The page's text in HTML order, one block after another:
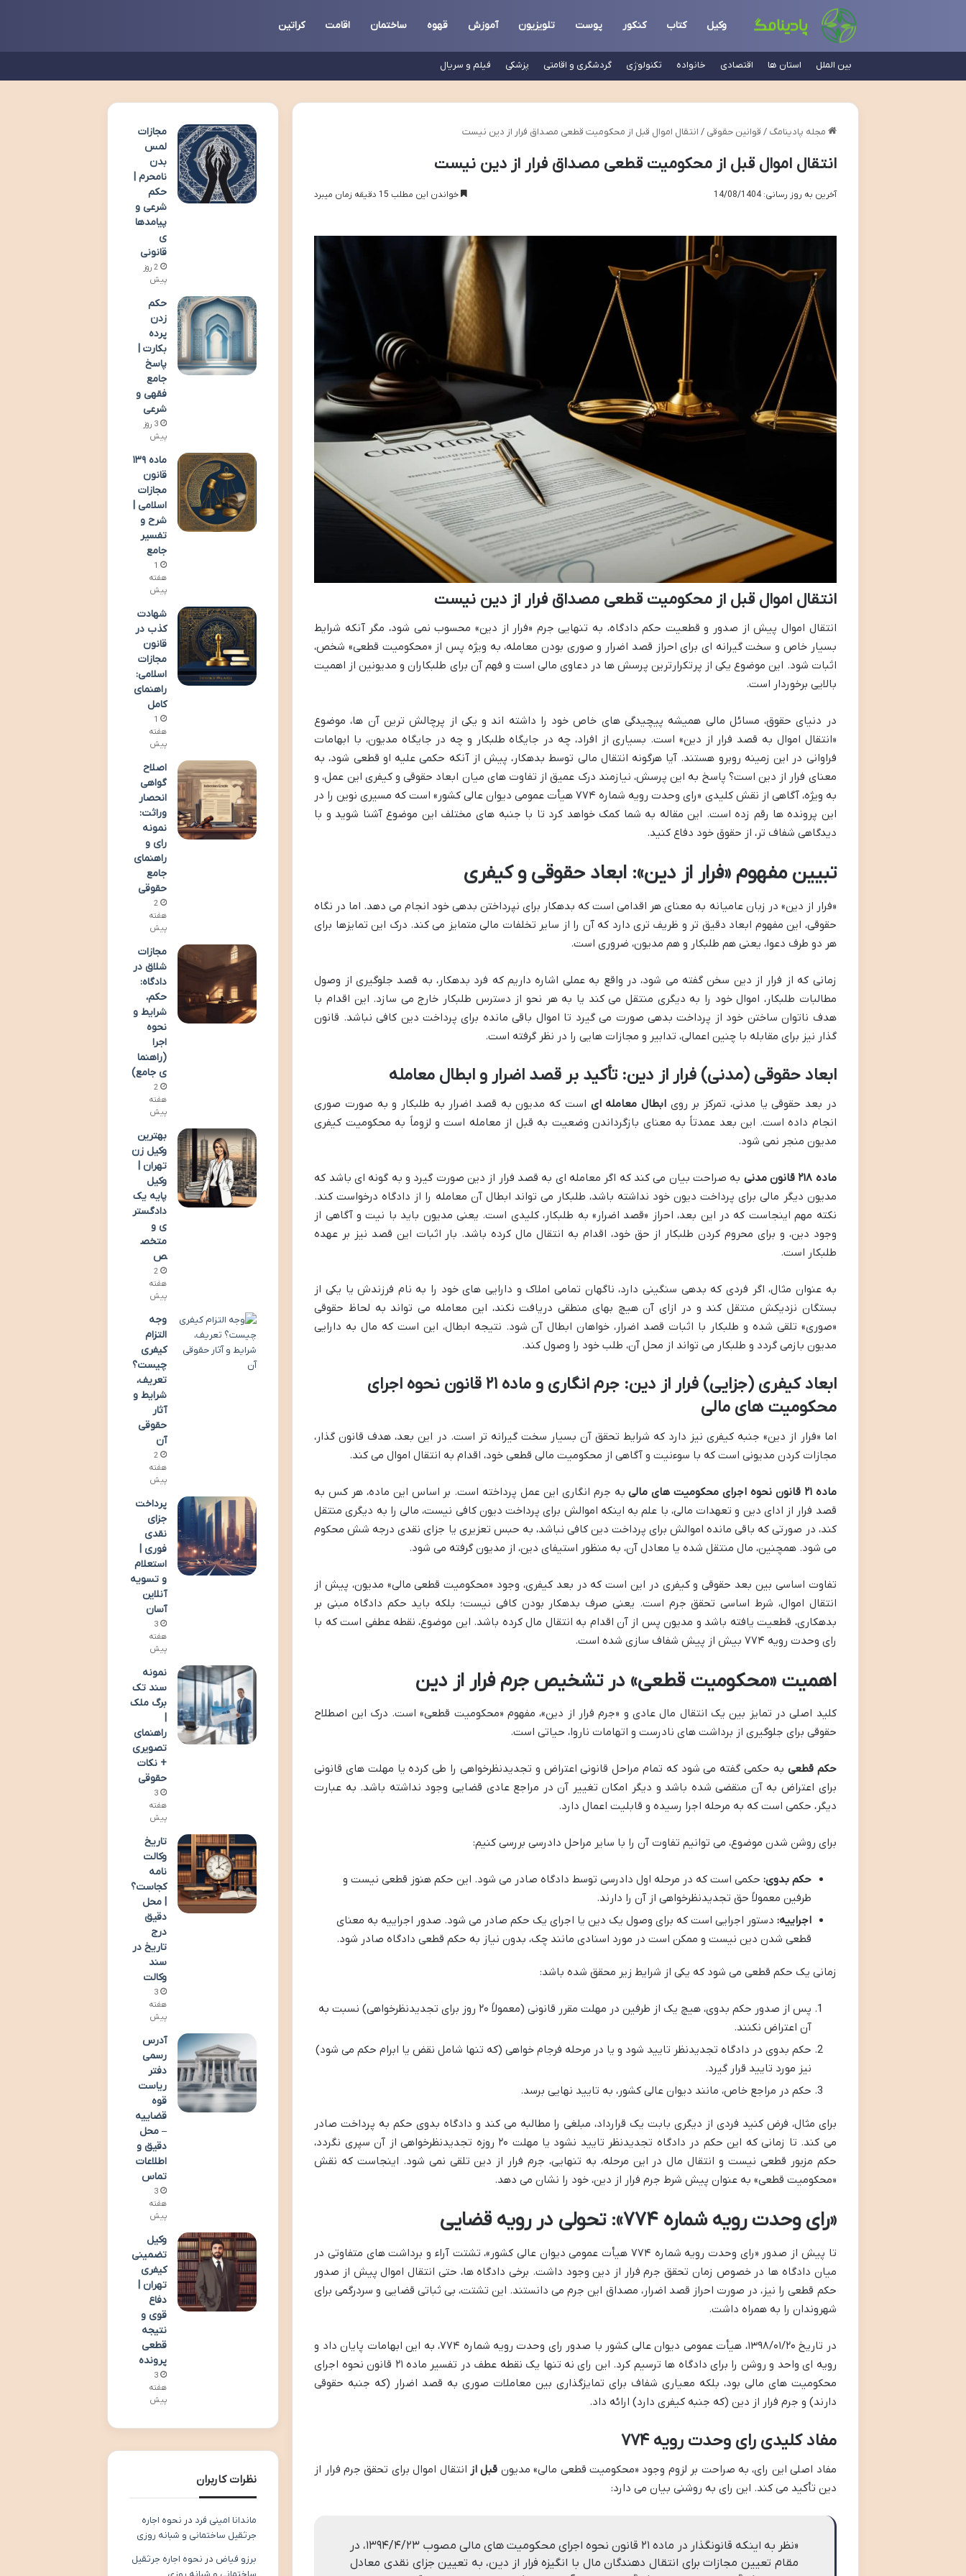
وکیل کتاب کنکور پوست تلویزیون آموزش قهوه ساختمان اقامت کراتین
بین الملل استان ها اقتصادی خانواده تکنولوژی گردشگری و اقامتی پزشکی فیلم و سریال
مجله پادینامگ / قوانین حقوقی / انتقال اموال قبل از محکومیت قطعی مصداق فرار از دین نیست
انتقال اموال قبل از محکومیت قطعی مصداق فرار از دین نیست
آخرین به روز رسانی: 14/08/1404 خواندن این مطلب 15 دقیقه زمان میبرد
انتقال اموال قبل از محکومیت قطعی مصداق فرار از دین نیست
انتقال اموال پیش از صدور و قطعیت حکم دادگاه، به تنهایی جرم «فرار از دین» محسوب نمی شود، مگر آنکه شرایط
بسیار خاص و سخت گیرانه ای برای احراز قصد اضرار و صوری بودن معامله، به ویژه پس از «محکومیت قطعی» شخص،
اثبات شود. این موضوع یکی از پرتکرارترین پرسش ها در دعاوی مالی است و فهم آن برای طلبکاران و مدیونین از اهمیت
بالایی برخوردار است.
در دنیای حقوق، مسائل مالی همیشه پیچیدگی های خاص خود را داشته اند و یکی از پرچالش ترین آن ها، موضوع
«انتقال اموال به قصد فرار از دین» است. بسیاری از افراد، چه در جایگاه طلبکار و چه در جایگاه مدیون، با ابهامات
فراوانی در این زمینه روبرو هستند. آیا هرگونه انتقال مالی توسط بدهکار، پیش از آنکه حکمی علیه او قطعی شود، به
معنای فرار از دین است؟ پاسخ به این پرسش، نیازمند درک عمیق از تفاوت های میان ابعاد حقوقی و کیفری این عمل، و
به ویژه، آگاهی از نقش کلیدی «رای وحدت رویه شماره ۷۷۴ هیأت عمومی دیوان عالی کشور» است که مسیری نوین را در
این پرونده ها رقم زده است. این مقاله به شما کمک خواهد کرد تا با جنبه های مختلف این موضوع آشنا شوید و با
دیدگاهی شفاف تر، از حقوق خود دفاع کنید.
تبیین مفهوم «فرار از دین»: ابعاد حقوقی و کیفری
«فرار از دین» در زبان عامیانه به معنای هر اقدامی است که بدهکار برای نپرداختن بدهی خود انجام می دهد. اما در نگاه
حقوقی، این مفهوم ابعاد دقیق تر و ظریف تری دارد که آن را از سایر تخلفات مالی متمایز می کند. درک این تمایزها برای
هر دو طرف دعوا، یعنی هم طلبکار و هم مدیون، ضروری است.
زمانی که از فرار از دین سخن گفته می شود، در واقع به عملی اشاره داریم که فرد بدهکار، به قصد جلوگیری از وصول
مطالبات طلبکار، اموال خود را به دیگری منتقل می کند یا به هر نحو از دسترس طلبکار خارج می سازد. این اقدام با
هدف ناتوان ساختن خود از پرداخت بدهی صورت می گیرد تا اموال باقی مانده برای پرداخت دین کافی نباشد. قانون
گذار نیز برای مقابله با چنین اعمالی، تدابیر و مجازات هایی را در نظر گرفته است.
ابعاد حقوقی (مدنی) فرار از دین: تأکید بر قصد اضرار و ابطال معامله
در بعد حقوقی یا مدنی، تمرکز بر روی ابطال معامله ای است که مدیون به قصد اضرار به طلبکار و به صورت صوری
انجام داده است. این بعد عمدتاً به معنای بازگرداندن وضعیت به قبل از معامله است و لزوماً به محکومیت کیفری
مدیون منجر نمی شود.
ماده ۲۱۸ قانون مدنی
به صراحت بیان می کند که اگر معامله ای به قصد فرار از دین صورت گیرد و به گونه ای باشد که
مدیون دیگر مالی برای پرداخت دیون خود نداشته باشد، طلبکار می تواند ابطال آن معامله را از دادگاه درخواست کند.
نکته مهم اینجاست که در این بعد، احراز «قصد اضرار» به طلبکار، کلیدی است. یعنی مدیون باید با نیت و آگاهی از
وجود دین، و برای محروم کردن طلبکار از حق خود، اقدام به انتقال مال کرده باشد. بار اثبات این قصد نیز بر عهده
طلبکار است.
به عنوان مثال، اگر فردی که بدهی سنگینی دارد، ناگهان تمامی املاک و دارایی های خود را به نام فرزندش یا یکی از
بستگان نزدیکش منتقل کند و در ازای آن هیچ بهای منطقی دریافت نکند، این معامله می تواند به لحاظ حقوقی
«صوری» تلقی شده و طلبکار با اثبات قصد اضرار، خواهان ابطال آن شود. نتیجه ابطال، این است که مال به دارایی
مدیون بازمی گردد و طلبکار می تواند از محل آن، طلب خود را وصول کند.
ابعاد کیفری (جزایی) فرار از دین: جرم انگاری و ماده ۲۱ قانون نحوه اجرای
محکومیت های مالی
اما «فرار از دین» جنبه کیفری نیز دارد که شرایط تحقق آن بسیار سخت گیرانه تر است. در این بعد، هدف قانون گذار،
مجازات کردن مدیونی است که با سوءنیت و آگاهی از محکومیت مالی قطعی خود، اقدام به انتقال اموال می کند.
ماده ۲۱ قانون نحوه اجرای محکومیت های مالی
به جرم انگاری این عمل پرداخته است. بر اساس این ماده، هر کس به
قصد فرار از ادای دین و تعهدات مالی، با علم به اینکه اموالش برای پرداخت دیون کافی نیست، مالی را به دیگری منتقل
کند، در صورتی که باقی مانده اموالش برای پرداخت دین کافی نباشد، به حبس تعزیری یا جزای نقدی درجه شش محکوم
می شود. همچنین، مال منتقل شده یا معادل آن، به منظور استیفای دین، از مدیون گرفته می شود.
تفاوت اساسی بین بعد حقوقی و کیفری در این است که در بعد کیفری، وجود «محکومیت قطعی مالی» مدیون، پیش از
انتقال اموال، شرط اساسی تحقق جرم است. یعنی صرف بدهکار بودن کافی نیست؛ بلکه باید حکم دادگاه مبنی بر
بدهکاری، قطعیت یافته باشد و مدیون پس از آن اقدام به انتقال مال کرده باشد. این موضوع، نقطه عطفی است که با
رای وحدت رویه ۷۷۴ بیش از پیش شفاف سازی شده است.
اهمیت «محکومیت قطعی» در تشخیص جرم فرار از دین
کلید اصلی در تمایز بین یک انتقال مال عادی و «جرم فرار از دین»، مفهوم «محکومیت قطعی» است. درک این اصطلاح
حقوقی برای جلوگیری از برداشت های نادرست و اتهامات ناروا، حیاتی است.
حکم قطعی به حکمی گفته می شود که تمام مراحل قانونی اعتراض و تجدیدنظرخواهی را طی کرده یا مهلت های قانونی
برای اعتراض به آن منقضی شده باشد و دیگر امکان تغییر آن در مراجع عادی قضایی وجود نداشته باشد. به عبارت
دیگر، حکمی است که به مرحله اجرا رسیده و قابلیت اعمال دارد.
برای روشن شدن موضوع، می توانیم تفاوت آن را با سایر مراحل دادرسی بررسی کنیم:
حکم بدوی: حکمی است که در مرحله اول دادرسی توسط دادگاه صادر می شود. این حکم هنوز قطعی نیست و
طرفین معمولاً حق تجدیدنظرخواهی از آن را دارند.
اجراییه: دستور اجرایی است که برای وصول یک دین یا اجرای یک حکم صادر می شود. صدور اجراییه به معنای
قطعی شدن دین نیست و ممکن است در مورد اسنادی مانند چک، بدون نیاز به حکم قطعی دادگاه صادر شود.
زمانی یک حکم قطعی می شود که یکی از شرایط زیر محقق شده باشد:
پس از صدور حکم بدوی، هیچ یک از طرفین در مهلت مقرر قانونی (معمولاً ۲۰ روز برای تجدیدنظرخواهی) نسبت به
آن اعتراض نکنند.
حکم بدوی در دادگاه تجدیدنظر تایید شود و یا در مرحله فرجام خواهی (که تنها شامل نقض یا ابرام حکم می شود)
نیز مورد تایید قرار گیرد.
حکم در مراجع خاص، مانند دیوان عالی کشور، به تایید نهایی برسد.
برای مثال، فرض کنید فردی از دیگری بابت یک قرارداد، مبلغی را مطالبه می کند و دادگاه بدوی حکم به پرداخت صادر
می کند. تا زمانی که این حکم در دادگاه تجدیدنظر تایید نشود یا مهلت ۲۰ روزه تجدیدنظرخواهی از آن سپری نگردد،
حکم مزبور قطعی نیست و انتقال مال در این مرحله، به تنهایی، جرم فرار از دین تلقی نمی شود. اینجاست که نقش
«محکومیت قطعی» به عنوان پیش شرط جرم فرار از دین، خود را نشان می دهد.
«رای وحدت رویه شماره ۷۷۴»: تحولی در رویه قضایی
تا پیش از صدور «رای وحدت رویه شماره ۷۷۴ هیأت عمومی دیوان عالی کشور»، تشتت آراء و برداشت های متفاوتی در
میان دادگاه ها در خصوص زمان تحقق جرم فرار از دین وجود داشت. برخی دادگاه ها، حتی انتقال اموال پیش از صدور
حکم قطعی را نیز، در صورت احراز قصد اضرار، مصداق این جرم می دانستند. این تشتت، بی ثباتی قضایی و سردرگمی برای
شهروندان را به همراه داشت.
در تاریخ ۱۳۹۸/۰۱/۲۰، هیأت عمومی دیوان عالی کشور با صدور رای وحدت رویه شماره ۷۷۴، به این ابهامات پایان داد و
رویه ای واحد و روشن را برای دادگاه ها ترسیم کرد. این رای نه تنها یک نقطه عطف در تفسیر ماده ۲۱ قانون نحوه اجرای
محکومیت های مالی بود، بلکه معیاری شفاف برای تمایزگذاری بین معاملات صوری به قصد اضرار (که جنبه حقوقی
دارند) و جرم فرار از دین (که جنبه کیفری دارد) ارائه داد.
مفاد کلیدی رای وحدت رویه ۷۷۴
مفاد اصلی این رای، به صراحت بر لزوم وجود «محکومیت قطعی مالی» مدیون قبل از انتقال اموال برای تحقق جرم فرار از
دین تأکید می کند. این رای به روشنی بیان می دارد:
«نظر به اینکه قانونگذار در ماده ۲۱ قانون نحوه اجرای محکومیت های مالی مصوب ۱۳۹۴/۴/۲۳، در
مقام تعیین مجازات برای انتقال دهندگان مال با انگیزه فرار از دین، به تعیین جزای نقدی معادل
مجازات
لمس
بدن
نامحرم |
حکم
شرعی و
پیامدها
ی
قانونی
2 روز
پیش
حکم
زدن
پرده
بکارت |
پاسخ
جامع
فقهی و
شرعی
3 روز
پیش
ماده ۱۳۹
قانون
مجازات
اسلامی |
شرح و
تفسیر
جامع
1
هفته
پیش
شهادت
کذب در
قانون
مجازات
اسلامی:
راهنمای
کامل
1
هفته
پیش
اصلاح
گواهی
انحصار
وراثت:
نمونه
رای و
راهنمای
جامع
حقوقی
2
هفته
پیش
مجازات
شلاق در
دادگاه:
حکم،
شرایط و
نحوه
اجرا
(راهنما
ی جامع)
2
هفته
پیش
بهترین
وکیل زن
تهران |
وکیل
پایه یک
دادگستر
ی و
متخص
ص
2
هفته
پیش
وجه
التزام
کیفری
چیست؟
تعریف،
شرایط و
آثار
حقوقی
آن
2
هفته
پیش
پرداخت
جزای
نقدی
فوری |
استعلام
و تسویه
آنلاین
آسان
3
هفته
پیش
نمونه
سند تک
برگ ملک
|
راهنمای
تصویری
+ نکات
حقوقی
3
هفته
پیش
تاریخ
وکالت
نامه
کجاست؟
| محل
دقیق
درج
تاریخ در
سند
وکالت
3
هفته
پیش
آدرس
رسمی
دفتر
ریاست
قوه
قضاییه
– محل
دقیق و
اطلاعات
تماس
3
هفته
پیش
وکیل
تضمینی
کیفری
تهران |
دفاع
قوی و
نتیجه
قطعی
پرونده
3
هفته
پیش
نظرات کاربران
ماندانا امینی فرد در نحوه اجاره
جرثقیل ساختمانی و شبانه روزی
برزو فیاض در نحوه اجاره جرثقیل